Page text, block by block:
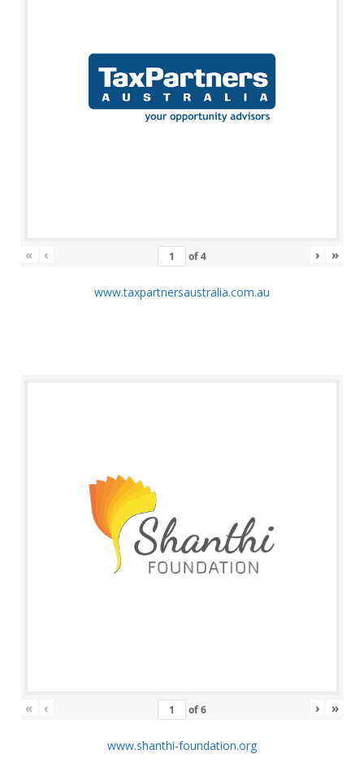
« ‹ of4 › »
www.taxpartnersaustralia.com.au
« ‹ of6 › »
www.shanthi-foundation.org